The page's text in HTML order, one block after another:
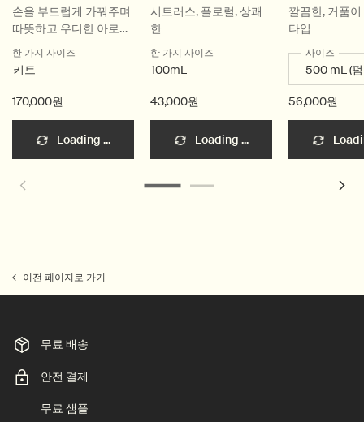
손을 부드럽게 가꿔주며
따뜻하고 우디한 아로마
를 선사하는 핸드 케어
듀엣
한 가지 사이즈
키트
170,000원
Loading ...
시트러스, 플로럴, 상쾌
한
한 가지 사이즈
100mL
43,000원
Loading ...
깔끔한, 거품
타입
사이즈
56,000원
이전 페이지로 가기
무료 배송
안전 결제
무료 샘플